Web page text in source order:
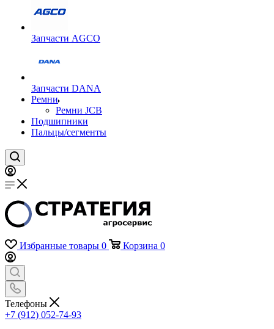
Запчасти AGCO
Запчасти DANA
Ремни
Ремни JCB
Подшипники
Пальцы/сегменты
Избранные товары 0 Корзина 0
Телефоны
+7 (912) 052-74-93